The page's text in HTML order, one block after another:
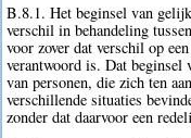
B.8.1. Het beginsel van
verschil in behandeling
voor zover dat verschil op
verantwoord is. Dat beginsel
van personen, die zich ten
verschillende situaties
zonder dat daarvoor een